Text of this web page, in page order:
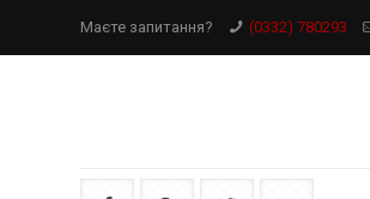
Маєте запитання? (0332) 780293